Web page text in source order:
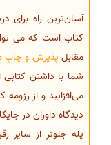
آسان‌ترین راه برای
کتاب است که می
مقابل پذیرش و چاپ
شما با داشتن
می‌افزایید و از
دیدگاه داوران در
پله جلوتر از سایر